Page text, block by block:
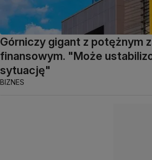
Górniczy gigant z potężnym
finansowym. "Może
sytuację"
BIZNES